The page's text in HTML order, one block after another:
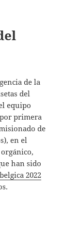
de la
del
equipo
primera
de
en el
han sido
2022